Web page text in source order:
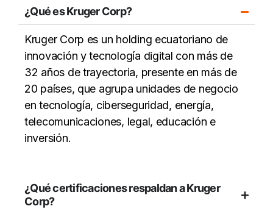
¿Qué es Kruger Corp?
Kruger Corp es un holding ecuatoriano de
innovación y tecnología digital con más de
32 años de trayectoria, presente en más de
20 países, que agrupa unidades de negocio
en tecnología, ciberseguridad, energía,
telecomunicaciones, legal, educación e
inversión.
¿Qué certificaciones respaldan a Kruger
Corp?